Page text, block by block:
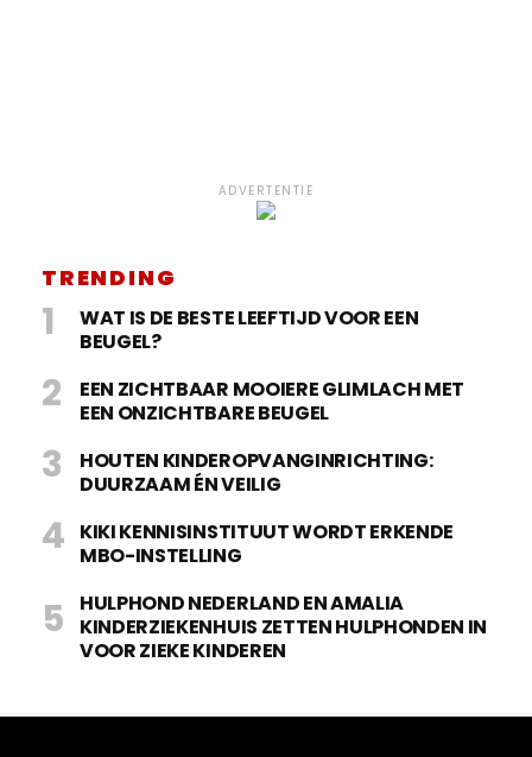
ADVERTENTIE
TRENDING
WAT IS DE BESTE LEEFTIJD VOOR EEN
BEUGEL?
EEN ZICHTBAAR MOOIERE GLIMLACH MET
EEN ONZICHTBARE BEUGEL
HOUTEN KINDEROPVANGINRICHTING:
DUURZAAM ÉN VEILIG
KIKI KENNISINSTITUUT WORDT ERKENDE
MBO-INSTELLING
HULPHOND NEDERLAND EN AMALIA
KINDERZIEKENHUIS ZETTEN HULPHONDEN IN
VOOR ZIEKE KINDEREN